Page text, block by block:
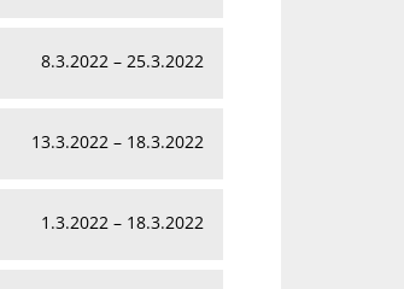
8.3.2022 – 25.3.2022
13.3.2022 – 18.3.2022
1.3.2022 – 18.3.2022